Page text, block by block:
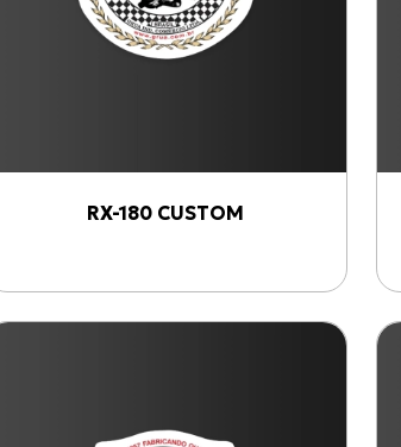
RX-180 CUSTOM